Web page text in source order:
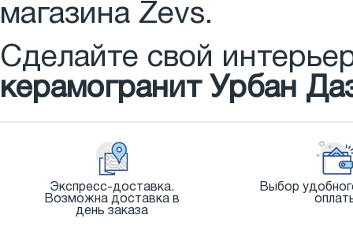
магазина Zevs.
Сделайте свой
керамогранит Урбан
Экспресс-доставка.
Возможна доставка в
день заказа
Выбор